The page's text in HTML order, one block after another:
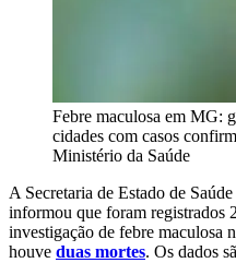
Febre maculosa em MG:
cidades com casos
Ministério da Saúde
A Secretaria de Estado de
informou que foram registrados
investigação de febre maculosa
houve duas mortes. Os dados